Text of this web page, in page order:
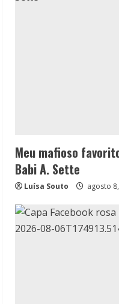
Meu mafioso
Babi A. Sette
Luísa Souto agosto